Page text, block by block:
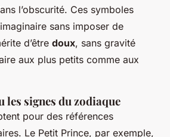
l’obscurité. Ces symboles
sans imposer de
d’être doux, sans gravité
aux plus petits comme aux
les signes du zodiaque
pour des références
Le Petit Prince, par exemple,